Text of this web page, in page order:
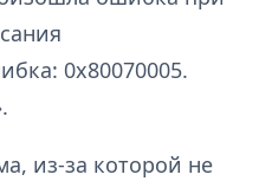
0x80070005.
из-за которой не